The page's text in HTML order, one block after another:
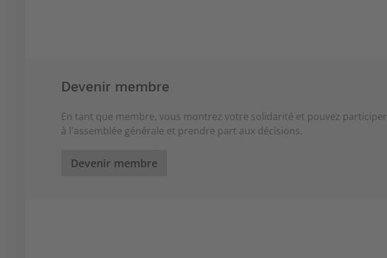
Devenir membre
En tant que membre, vous montrez votre solidarité et pouvez participer
à l'assemblée générale et prendre part aux décisions.
Devenir membre